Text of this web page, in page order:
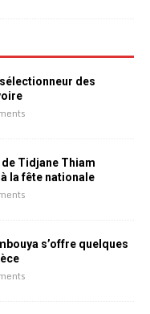
des
de Tidjane Thiam
la fête nationale
s’offre quelques